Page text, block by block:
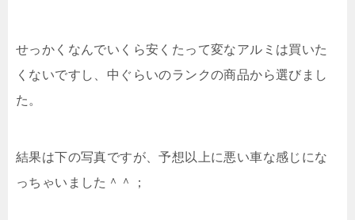
せっかくなんでいくら安くたって変なアルミは買いた
くないですし、中ぐらいのランクの商品から選びまし
た。
結果は下の写真ですが、予想以上に悪い車な感じにな
っちゃいました＾＾；